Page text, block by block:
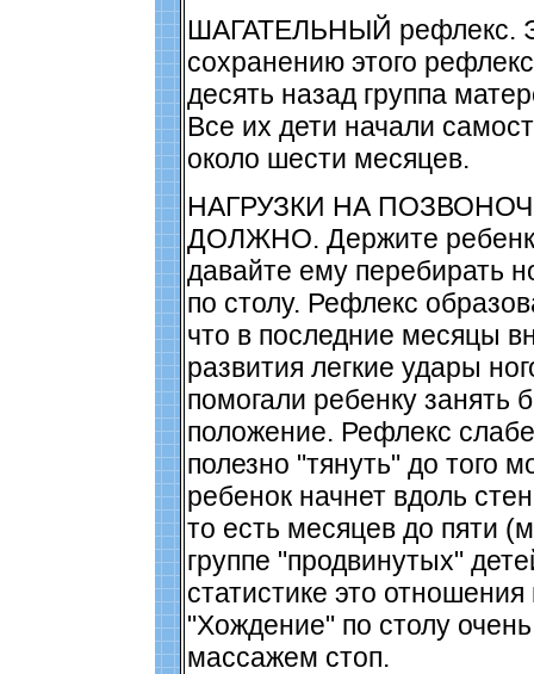
ШАГАТЕЛЬНЫЙ рефлекс.
сохранению этого
десять назад группа
Все их дети начали
около шести месяцев.
НАГРУЗКИ НА
ДОЛЖНО. Держите
давайте ему перебирать
по столу. Рефлекс
что в последние месяцы
развития легкие удары
помогали ребенку занять
положение. Рефлекс
полезно "тянуть" до того
ребенок начнет вдоль
то есть месяцев до пяти
группе "продвинутых"
статистике это
"Хождение" по столу
массажем стоп.